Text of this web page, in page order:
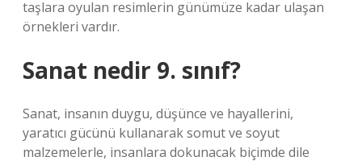
taşlara oyulan resimlerin günümüze kadar ulaşan
örnekleri vardır.
Sanat nedir 9. sınıf?
Sanat, insanın duygu, düşünce ve hayallerini,
yaratıcı gücünü kullanarak somut ve soyut
malzemelerle, insanlara dokunacak biçimde dile